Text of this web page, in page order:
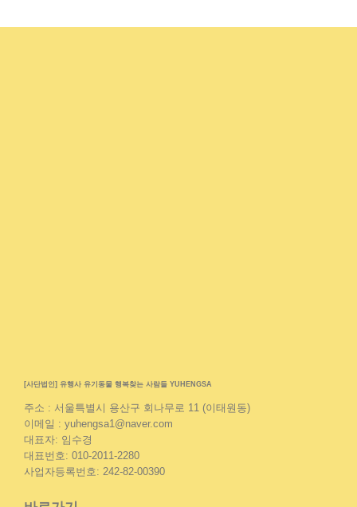
[사단법인] 유행사 유기동물 행복찾는 사람들 YUHENGSA
주소 : 서울특별시 용산구 회나무로 11 (이태원동)
이메일 : yuhengsa1@naver.com
대표자: 임수경
대표번호: 010-2011-2280
사업자등록번호: 242-82-00390